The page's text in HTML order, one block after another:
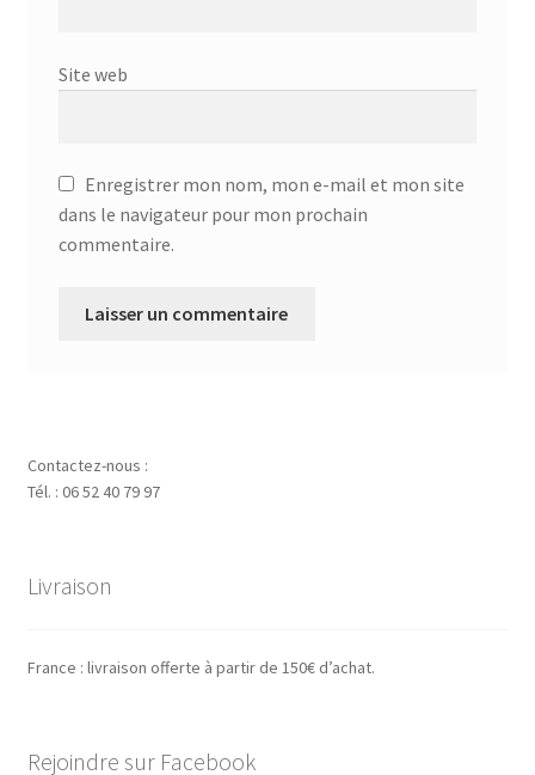
Site web
Enregistrer mon nom, mon e-mail et mon site
dans le navigateur pour mon prochain
commentaire.
Contactez-nous :
Tél. : 06 52 40 79 97
Livraison
France : livraison offerte à partir de 150€ d’achat.
Rejoindre sur Facebook